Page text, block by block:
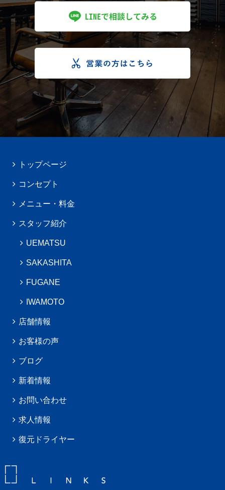
トップページ
コンセプト
メニュー・料金
スタッフ紹介
UEMATSU
SAKASHITA
FUGANE
IWAMOTO
店舗情報
お客様の声
ブログ
新着情報
お問い合わせ
求人情報
復元ドライヤー